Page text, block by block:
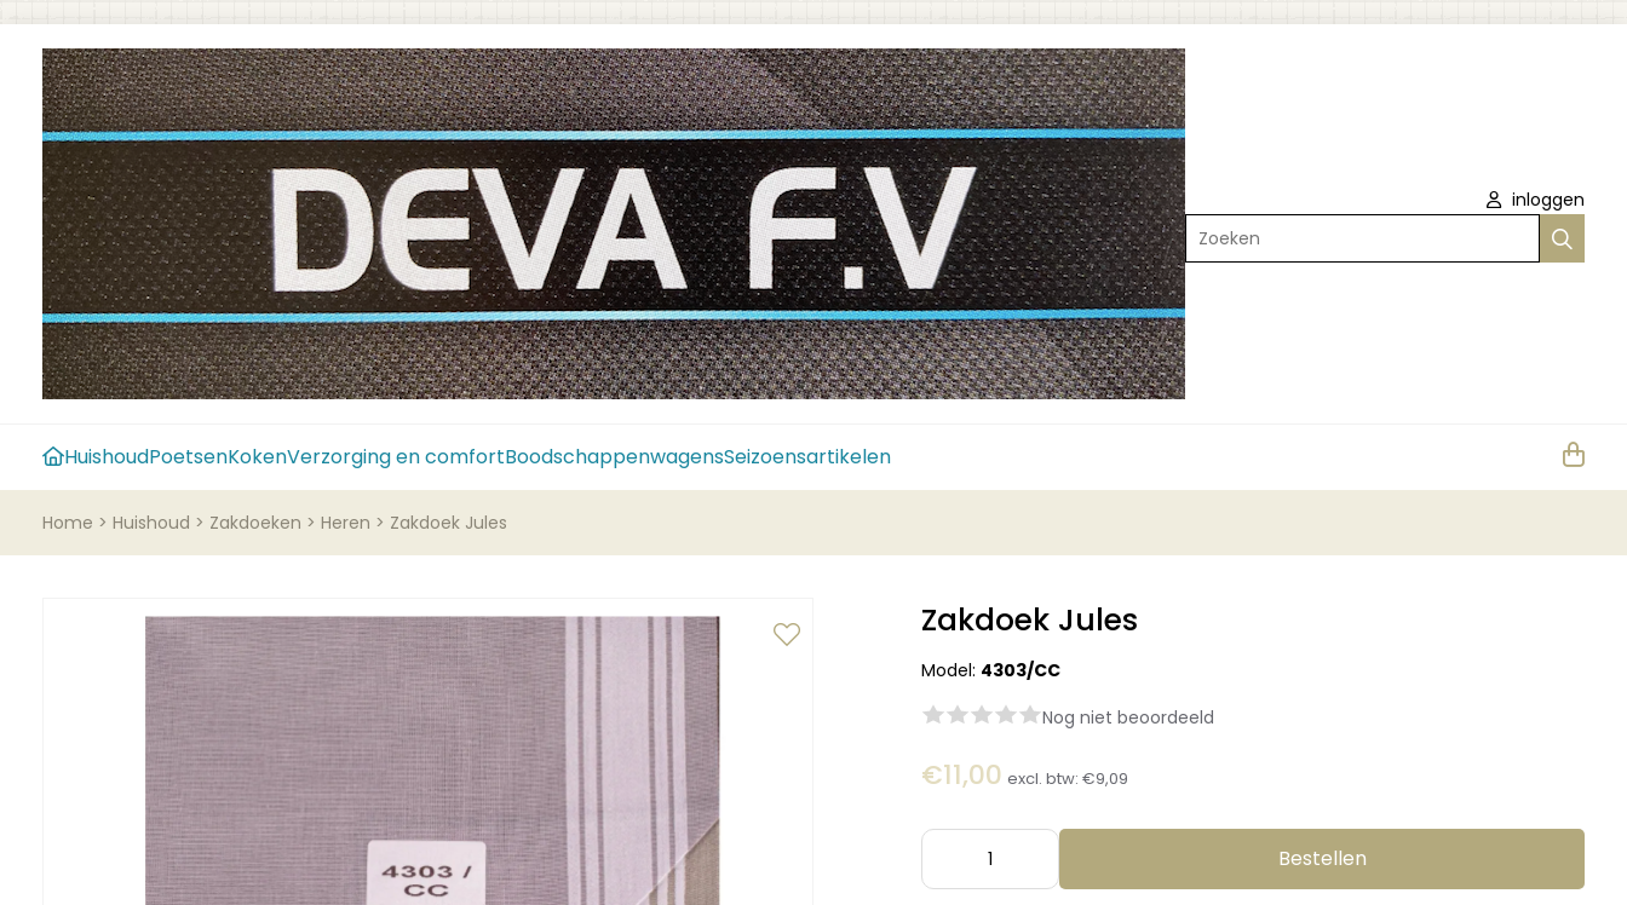
inloggen
Zoeken
HuishoudPoetsenKokenVerzorging en comfortBoodschappenwagensSeizoensartikelen
Home > Huishoud > Zakdoeken > Heren > Zakdoek Jules
Zakdoek Jules
Model: 4303/CC
Nog niet beoordeeld
€11,00 excl. btw:€9,09
Bestellen